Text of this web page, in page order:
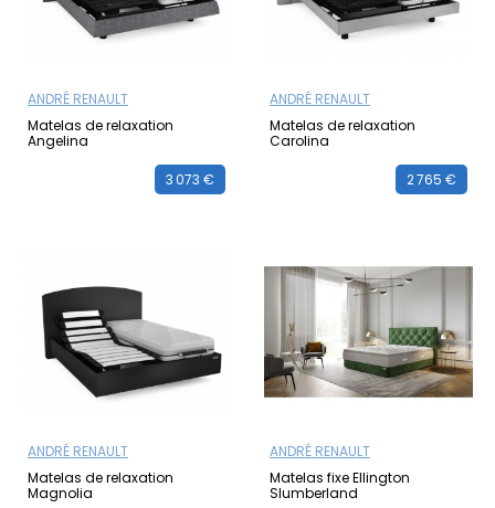
ANDRÉ RENAULT
Matelas de relaxation
Angelina
3 073 €
ANDRÉ RENAULT
Matelas de relaxation
Carolina
2 765 €
ANDRÉ RENAULT
Matelas de relaxation
Magnolia
ANDRÉ RENAULT
Matelas fixe Ellington
Slumberland